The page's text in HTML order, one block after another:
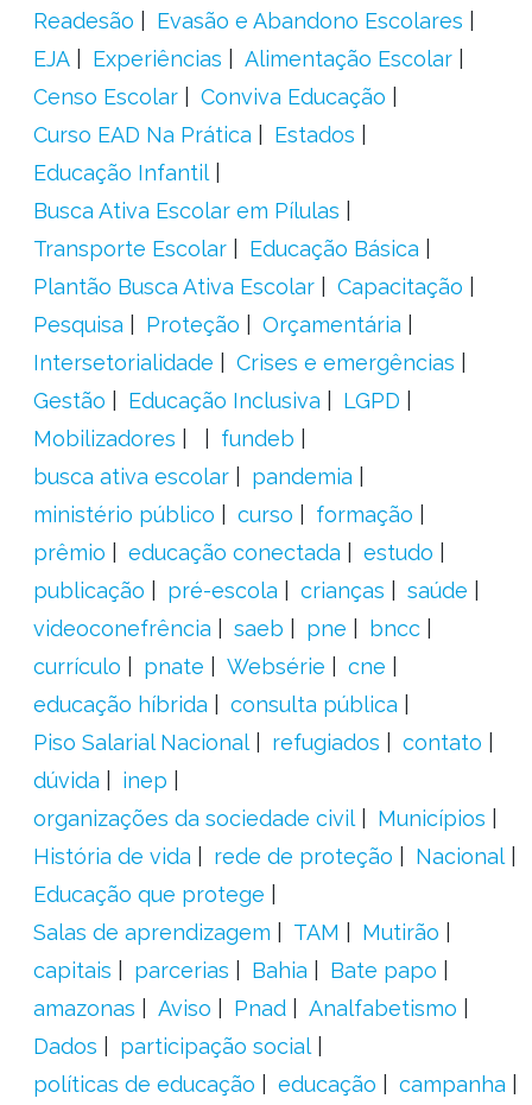
Readesão
Evasão e Abandono Escolares
EJA
Experiências
Alimentação Escolar
Censo Escolar
Conviva Educação
Curso EAD Na Prática
Estados
Educação Infantil
Busca Ativa Escolar em Pílulas
Transporte Escolar
Educação Básica
Plantão Busca Ativa Escolar
Capacitação
Pesquisa
Proteção
Orçamentária
Intersetorialidade
Crises e emergências
Gestão
Educação Inclusiva
LGPD
Mobilizadores
fundeb
busca ativa escolar
pandemia
ministério público
curso
formação
prêmio
educação conectada
estudo
publicação
pré-escola crianças
saúde
videoconefrência
saeb pne
bncc
currículo
pnate Websérie
cne
educação híbrida
consulta pública
Piso Salarial Nacional
refugiados
contato
dúvida
inep
organizações da sociedade civil
Municípios
História de vida
rede de proteção
Nacional
Educação que protege
Salas de aprendizagem
TAM
Mutirão
capitais
parcerias Bahia
Bate papo
amazonas
Aviso Pnad
Analfabetismo
Dados
participação social
políticas de educação
educação
campanha